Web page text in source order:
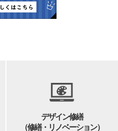
デザイン修繕
（修繕・リノベーション）